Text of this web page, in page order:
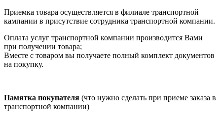
Приемка товара осуществляется в филиале транспортной
кампании в присутствие сотрудника транспортной компании.
Оплата услуг транспортной компании производится Вами
при получении товара;
Вместе с товаром вы получаете полный комплект документов
на покупку.
Памятка покупателя (что нужно сделать при приеме заказа в
транспортной компании)